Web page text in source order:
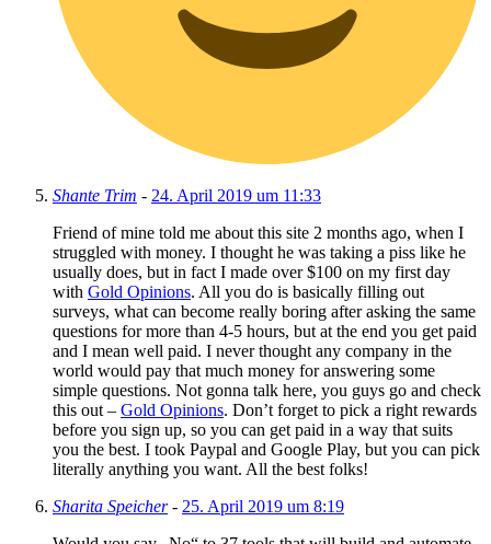
Shante Trim - 24. April 2019 um 11:33
Friend of mine told me about this site 2 months ago, when I
struggled with money. I thought he was taking a piss like he
usually does, but in fact I made over $100 on my first day
with Gold Opinions. All you do is basically filling out
surveys, what can become really boring after asking the same
questions for more than 4-5 hours, but at the end you get paid
and I mean well paid. I never thought any company in the
world would pay that much money for answering some
simple questions. Not gonna talk here, you guys go and check
this out – Gold Opinions. Don’t forget to pick a right rewards
before you sign up, so you can get paid in a way that suits
you the best. I took Paypal and Google Play, but you can pick
literally anything you want. All the best folks!
Sharita Speicher - 25. April 2019 um 8:19